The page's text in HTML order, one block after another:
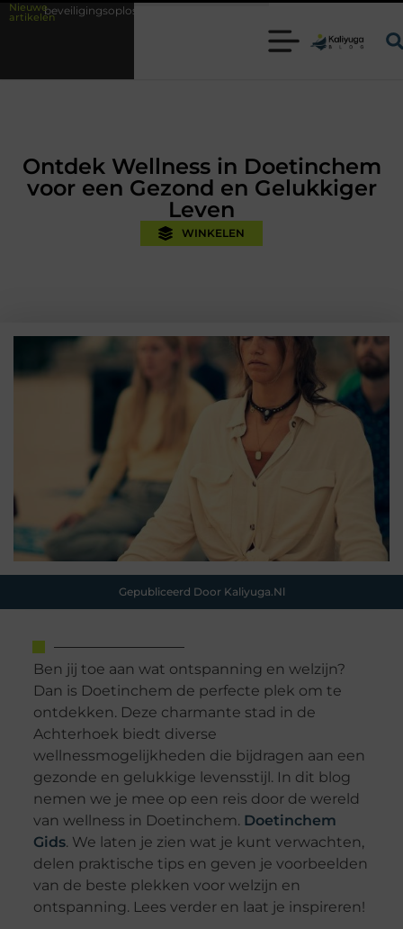
Nieuwe
artikelenmet kennis uit de praktijk
Ontdek Wellness in Doetinchem
voor een Gezond en Gelukkiger
Leven
WINKELEN
Gepubliceerd Door Kaliyuga.nl
Ben jij toe aan wat ontspanning en welzijn?
Dan is Doetinchem de perfecte plek om te
ontdekken. Deze charmante stad in de
Achterhoek biedt diverse
wellnessmogelijkheden die bijdragen aan een
gezonde en gelukkige levensstijl. In dit blog
nemen we je mee op een reis door de wereld
van wellness in Doetinchem. Doetinchem
Gids. We laten je zien wat je kunt verwachten,
delen praktische tips en geven je voorbeelden
van de beste plekken voor welzijn en
ontspanning. Lees verder en laat je inspireren!